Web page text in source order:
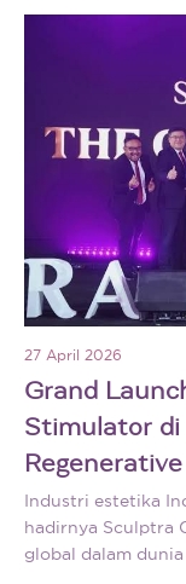
27 April 2026
Grand
Stimulator di
Industri estetika
hadirnya Sculptra
global dalam